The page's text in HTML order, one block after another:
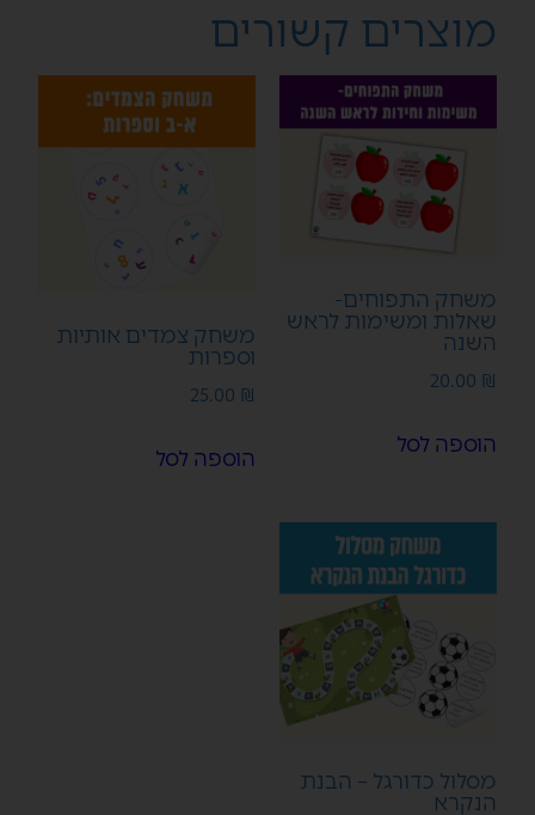
מוצרים קשורים
משחק התפוחים-
שאלות ומשימות לראש
השנה
20.00 ₪
הוספה לסל
משחק צמדים אותיות
וספרות
25.00 ₪
הוספה לסל
מסלול כדורגל – הבנת
הנקרא